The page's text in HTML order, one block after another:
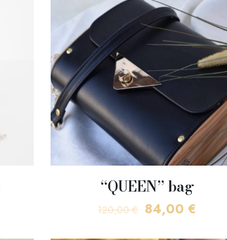
“QUEEN” bag
120,00€ Original
84,00 €